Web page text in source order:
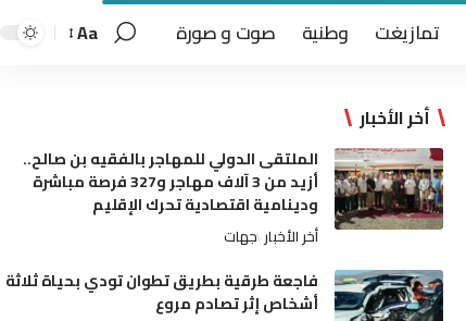
تمازيغت وطنية صوت و صورة Aa
أخر الأخبار
الملتقى الدولي للمهاجر بالفقيه بن صالح..
أزيد من 3 آلاف مهاجر و327 فرصة مباشرة
ودينامية اقتصادية تحرك الإقليم
أخر الأخبار جهات
فاجعة طرقية بطريق تطوان تودي بحياة ثلاثة
أشخاص إثر تصادم مروع